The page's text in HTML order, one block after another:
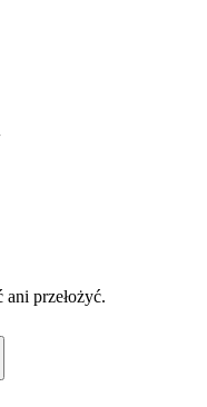
przełożyć.